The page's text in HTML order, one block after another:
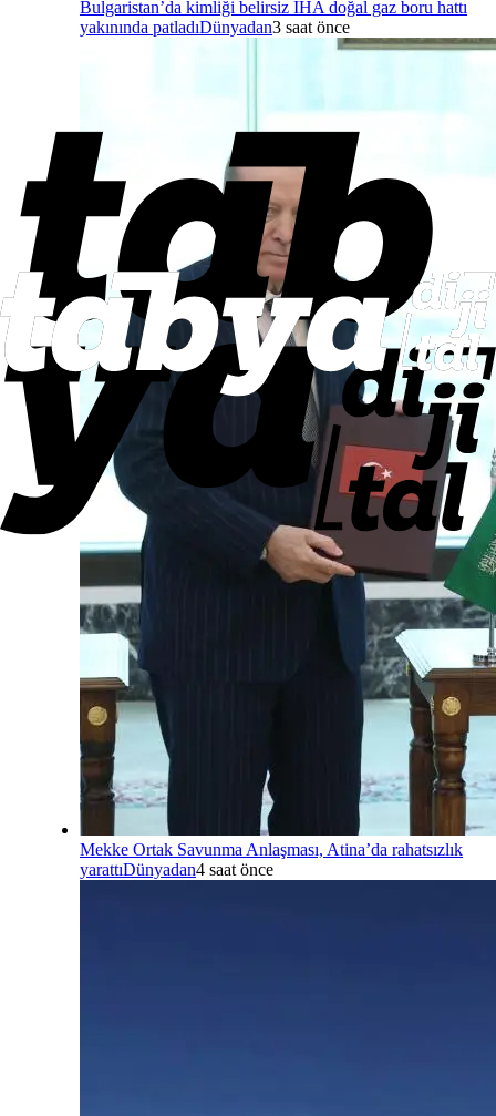
Bulgaristan’da kimliği belirsiz İHA doğal gaz boru hattı
yakınında patladıDünyadan3 saat önce
Mekke Ortak Savunma Anlaşması, Atina’da rahatsızlık
yarattıDünyadan4 saat önce